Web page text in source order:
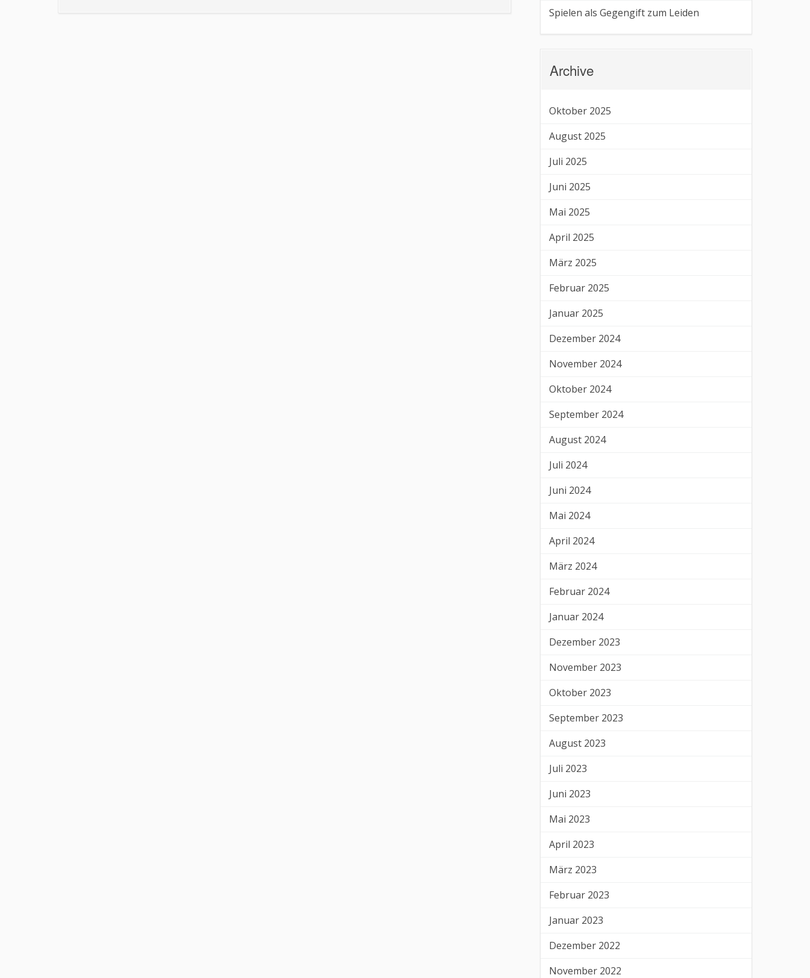
Spielen als Gegengift zum Leiden
Archive
Oktober 2025
August 2025
Juli 2025
Juni 2025
Mai 2025
April 2025
März 2025
Februar 2025
Januar 2025
Dezember 2024
November 2024
Oktober 2024
September 2024
August 2024
Juli 2024
Juni 2024
Mai 2024
April 2024
März 2024
Februar 2024
Januar 2024
Dezember 2023
November 2023
Oktober 2023
September 2023
August 2023
Juli 2023
Juni 2023
Mai 2023
April 2023
März 2023
Februar 2023
Januar 2023
Dezember 2022
November 2022